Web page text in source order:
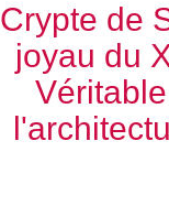
Crypte de
joyau du